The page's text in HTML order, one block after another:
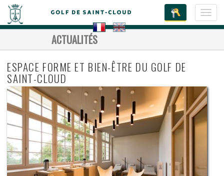
ACTUALITÉS
ESPACE FORME ET BIEN-ÊTRE DU GOLF DE
SAINT-CLOUD